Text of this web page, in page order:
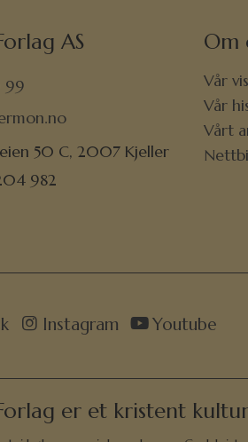
AS
99
50 C, 2007 Kjeller
982
Om
Vår
Vår
Vårt
Instagram Youtube
er et kristent